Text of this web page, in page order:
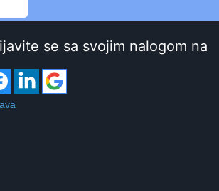
se sa svojim nalogom na